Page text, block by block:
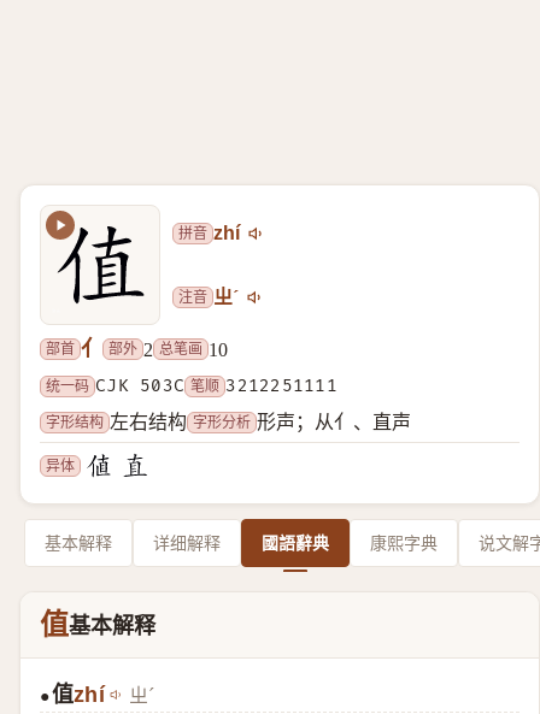
拼音 zhí
注音 ㄓˊ
部首 亻 部外 2 总笔画 10
统一码 CJK 503C 笔顺 3212251111
字形结构 左右结构 字形分析 形声；从亻、直声
异体
基本解释 详细解释 國語辭典 康熙字典 说文解
值基本解释
●值zhí ㄓˊ